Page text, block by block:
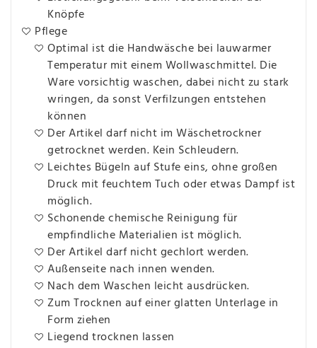
Knöpfe
Pflege
Optimal ist die Handwäsche bei lauwarmer
Temperatur mit einem Wollwaschmittel. Die
Ware vorsichtig waschen, dabei nicht zu stark
wringen, da sonst Verfilzungen entstehen
können
Der Artikel darf nicht im Wäschetrockner
getrocknet werden. Kein Schleudern.
Leichtes Bügeln auf Stufe eins, ohne großen
Druck mit feuchtem Tuch oder etwas Dampf ist
möglich.
Schonende chemische Reinigung für
empfindliche Materialien ist möglich.
Der Artikel darf nicht gechlort werden.
Außenseite nach innen wenden.
Nach dem Waschen leicht ausdrücken.
Zum Trocknen auf einer glatten Unterlage in
Form ziehen
Liegend trocknen lassen